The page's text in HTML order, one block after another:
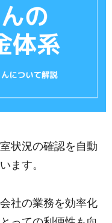
状況の確認を自動
ます。
社の業務を効率化